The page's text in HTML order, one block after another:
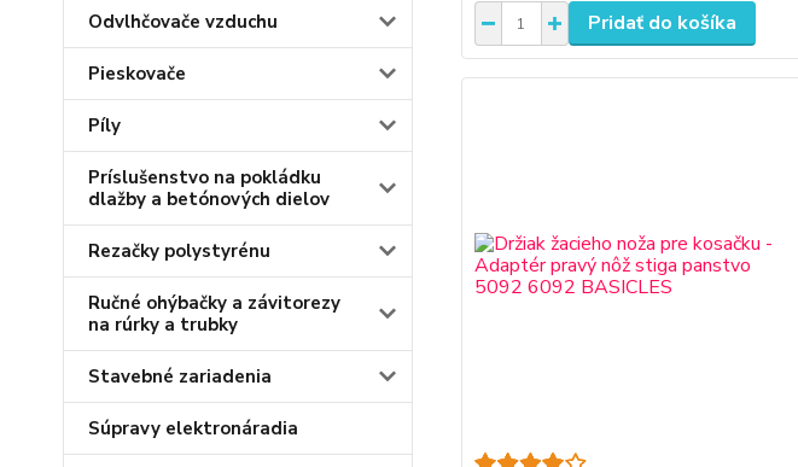
Odvlhčovače vzduchu
Pieskovače
Píly
Príslušenstvo na pokládku
dlažby a betónových dielov
Rezačky polystyrénu
Ručné ohýbačky a závitorezy
na rúrky a trubky
Stavebné zariadenia
Súpravy elektronáradia
Pridať do košíka